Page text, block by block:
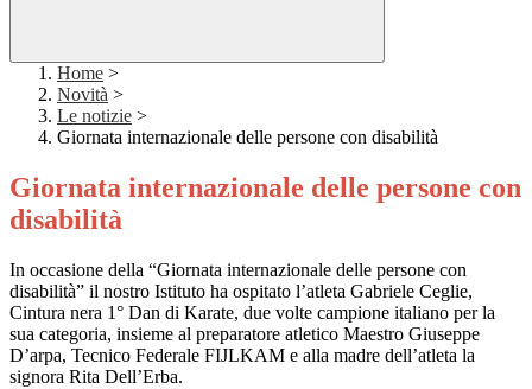
Home >
Novità >
Le notizie >
Giornata internazionale delle persone con disabilità
Giornata internazionale delle persone con
disabilità
In occasione della “Giornata internazionale delle persone con
disabilità” il nostro Istituto ha ospitato l’atleta Gabriele Ceglie,
Cintura nera 1° Dan di Karate, due volte campione italiano per la
sua categoria, insieme al preparatore atletico Maestro Giuseppe
D’arpa, Tecnico Federale FIJLKAM e alla madre dell’atleta la
signora Rita Dell’Erba.